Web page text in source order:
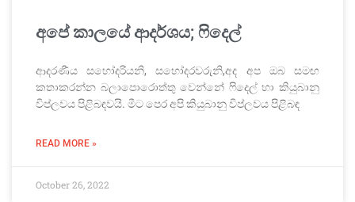
අපේ කාලයේ ආදර්ශය; ෆිදෙල්
ආදරණීය සහෝදරියනි, සහෝදරවරුනි,අද අප ඔබ සමඟ
කතාකරන්න බලාපොරොත්තු වෙන්නේ ෆිදෙල් හා කියුබානු
විප්ලවය පිළිබඳවයි. මීට පෙර අපි කියුබානු විප්ලවය පිළිබඳ
READ MORE »
October 26, 2022